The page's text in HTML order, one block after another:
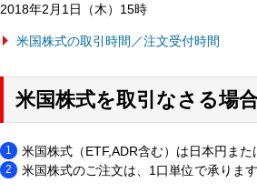
2018年2月1日（木）15時
米国株式の取引時間／注文受付時間
米国株式を取引なさる場
米国株式（ETF,ADR含む）は日本円ま
米国株式のご注文は、1口単位で承りま